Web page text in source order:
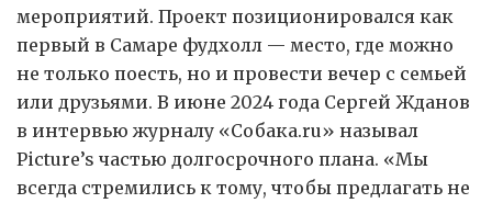
мероприятий. Проект позиционировался как
первый в Самаре фудхолл — место, где можно
не только поесть, но и провести вечер с семьей
или друзьями. В июне 2024 года Сергей Жданов
в интервью журналу «Собака.ru» называл
Picture’s частью долгосрочного плана. «Мы
всегда стремились к тому, чтобы предлагать не